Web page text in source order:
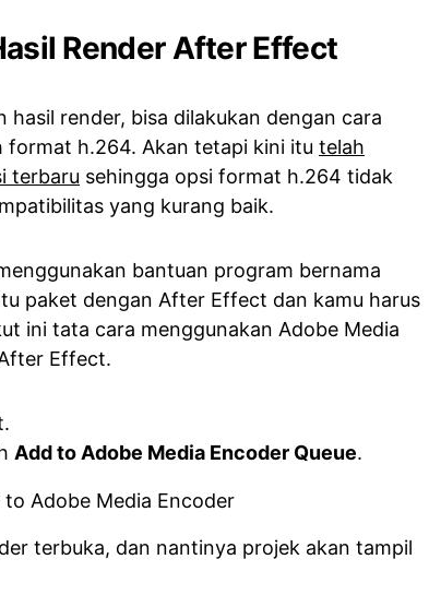
Render After Effect
hasil render, bisa dilakukan dengan cara
format h.264. Akan tetapi kini itu telah
terbaru sehingga opsi format h.264 tidak
yang kurang baik.
bantuan program bernama
paket dengan After Effect dan kamu harus
ini tata cara menggunakan Adobe Media
Effect.
Add to Adobe Media Encoder Queue.
terbuka, dan nantinya projek akan tampil